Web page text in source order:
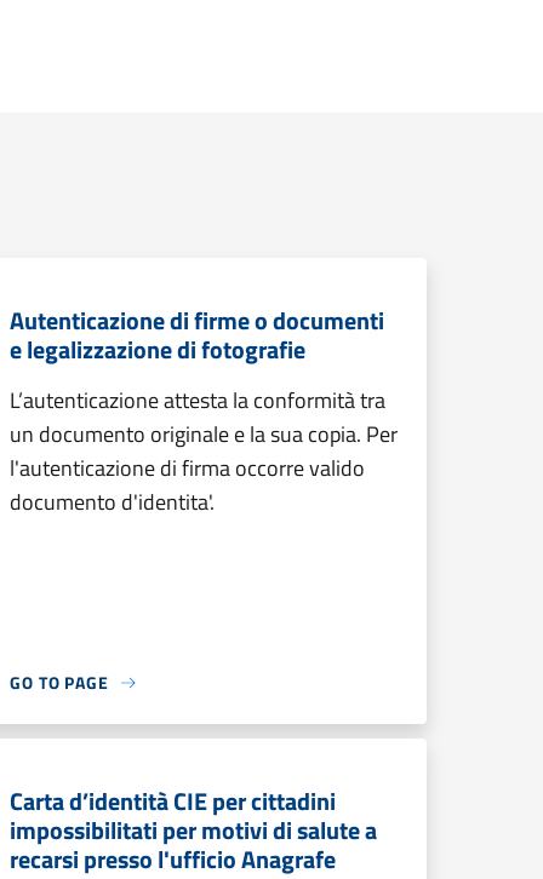
Autenticazione di firme o documenti
e legalizzazione di fotografie
L’autenticazione attesta la conformità tra
un documento originale e la sua copia. Per
l'autenticazione di firma occorre valido
documento d'identita'.
GO TO PAGE
Carta d’identità CIE per cittadini
impossibilitati per motivi di salute a
recarsi presso l'ufficio Anagrafe